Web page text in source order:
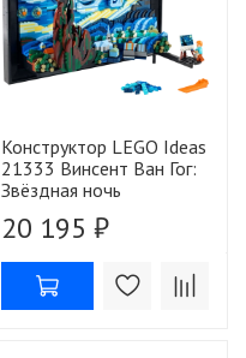
Конструктор LEGO Ideas
21333 Винсент Ван Гог:
Звёздная ночь
20 195 ₽